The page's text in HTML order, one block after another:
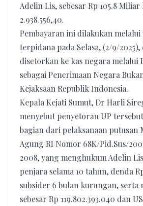
Adelin Lis, sebesar Rp 105.8
2.938.556,40.
Pembayaran ini dilakukan
terpidana pada Selasa, (2/9/
disetorkan ke kas negara melalui
sebagai Penerimaan Negara
Kejaksaan Republik Indonesia.
Kepala Kejati Sumut, Dr Harli
menyebut penyetoran UP
bagian dari pelaksanaan putusan
Agung RI Nomor 68K/Pid.Sus/
2008, yang menghukum Adelin
penjara selama 10 tahun, denda
subsider 6 bulan kurungan, serta
sebesar Rp 119.802.393.040 dan